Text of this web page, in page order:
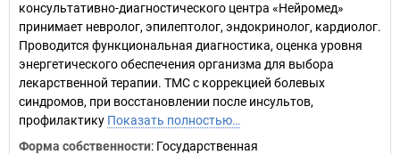
консультативно-диагностического центра «Нейромед»
принимает невролог, эпилептолог, эндокринолог, кардиолог.
Проводится функциональная диагностика, оценка уровня
энергетического обеспечения организма для выбора
лекарственной терапии. ТМС с коррекцией болевых
синдромов, при восстановлении после инсультов,
профилактику Показать полностью…
Форма собственности: Государственная